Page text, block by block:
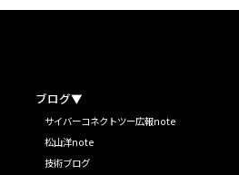
ブログ▼
サイバーコネクトツー広報note
松山洋note
技術ブログ